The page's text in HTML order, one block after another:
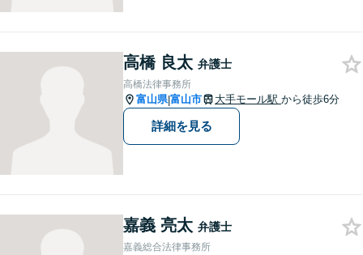
高橋 良太 弁護士
高橋法律事務所
富山県|富山市 大手モール駅 から徒歩6分
詳細を見る
嘉義 亮太 弁護士
嘉義総合法律事務所